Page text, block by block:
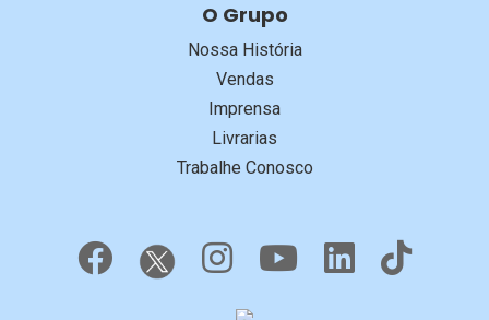
O Grupo
Nossa História
Vendas
Imprensa
Livrarias
Trabalhe Conosco